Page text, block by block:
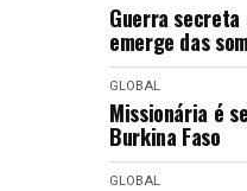
Guerra
emerge das
GLOBAL
Missionária é
Burkina Faso
GLOBAL